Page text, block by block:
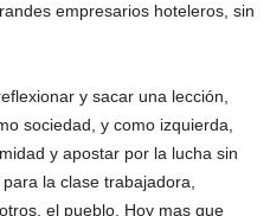
empresarios hoteleros, sin
y sacar una lección,
sociedad, y como izquierda,
y apostar por la lucha sin
la clase trabajadora,
el pueblo. Hoy mas que